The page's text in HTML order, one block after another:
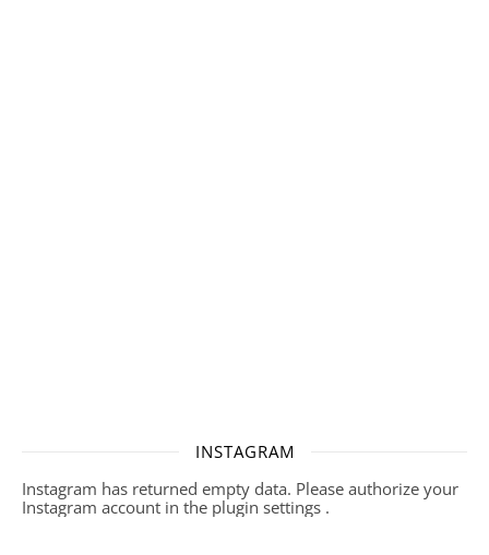
INSTAGRAM
Instagram has returned empty data. Please authorize your
Instagram account in the plugin settings .